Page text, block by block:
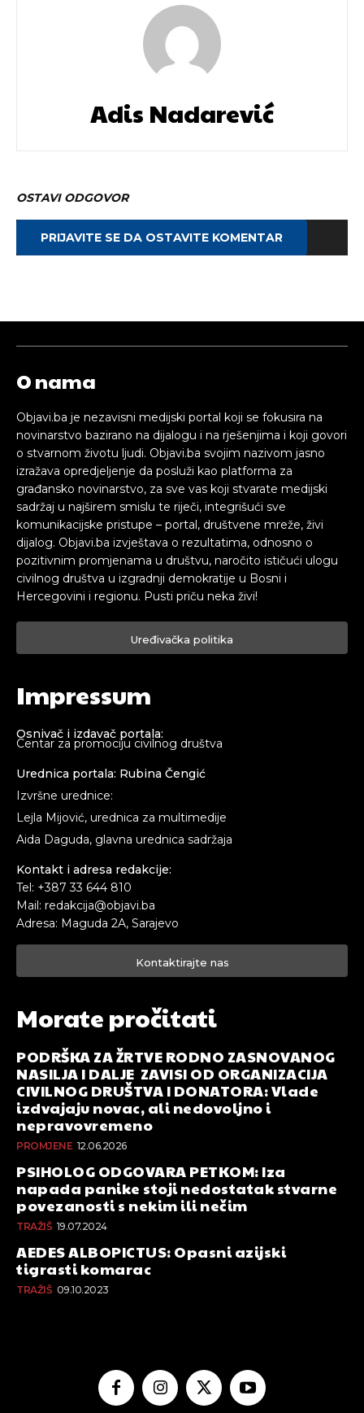
Adis Nadarević
OSTAVI ODGOVOR
PRIJAVITE SE DA OSTAVITE KOMENTAR
O nama
Objavi.ba je nezavisni medijski portal koji se fokusira na
novinarstvo bazirano na dijalogu i na rješenjima i koji govori
o stvarnom životu ljudi. Objavi.ba svojim nazivom jasno
izražava opredjeljenje da posluži kao platforma za
građansko novinarstvo, za sve vas koji stvarate medijski
sadržaj u najširem smislu te riječi, integrišući sve
komunikacijske pristupe – portal, društvene mreže, živi
dijalog. Objavi.ba izvještava o rezultatima, odnosno o
pozitivnim promjenama u društvu, naročito ističući ulogu
civilnog društva u izgradnji demokratije u Bosni i
Hercegovini i regionu. Pusti priču neka živi!
Uređivačka politika
Impressum
Osnivač i izdavač portala:
Centar za promociju civilnog društva
Urednica portala: Rubina Čengić
Izvršne urednice:
Lejla Mijović, urednica za multimedije
Aida Daguda, glavna urednica sadržaja
Kontakt i adresa redakcije:
Tel: +387 33 644 810
Mail: redakcija@objavi.ba
Adresa: Maguda 2A, Sarajevo
Kontaktirajte nas
Morate pročitati
PODRŠKA ZA ŽRTVE RODNO ZASNOVANOG
NASILJA I DALJE ZAVISI OD ORGANIZACIJA
CIVILNOG DRUŠTVA I DONATORA: Vlade
izdvajaju novac, ali nedovoljno i
nepravovremeno
PROMJENE 12.06.2026
PSIHOLOG ODGOVARA PETKOM: Iza
napada panike stoji nedostatak stvarne
povezanosti s nekim ili nečim
TRAŽIŠ 19.07.2024
AEDES ALBOPICTUS: Opasni azijski
tigrasti komarac
TRAŽIŠ 09.10.2023